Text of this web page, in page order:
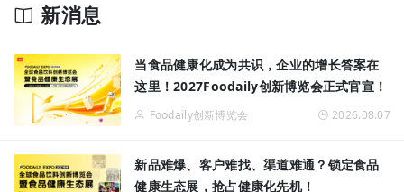
新消息
当食品健康化成为共识，企业的增长答案在
这里！2027Foodaily创新博览会正式官宣！
Foodaily创新博览会 2026.08.07
新品难爆、客户难找、渠道难通？锁定食品
健康生态展，抢占健康化先机！